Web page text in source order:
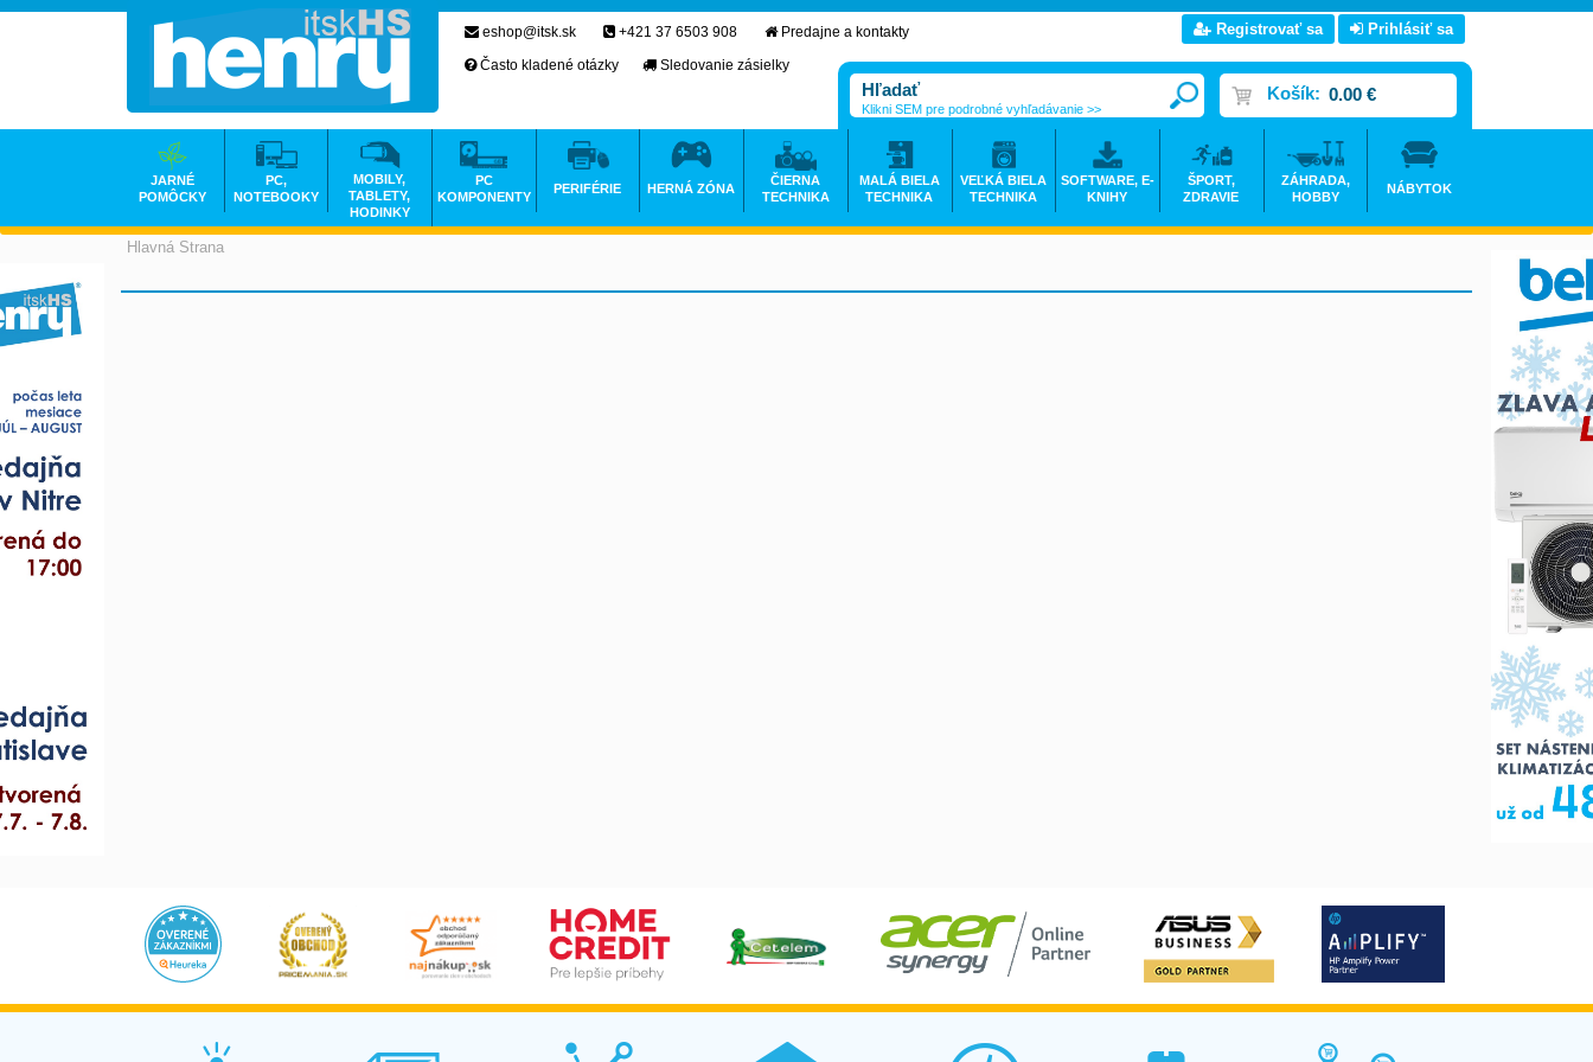
Hlavná Strana
eshop@itsk.sk +421 37 6503 908
Predajne a kontakty
Často kladené otázky
Sledovanie zásielky
Registrovať sa Prihlásiť sa
Košík: 0.00 €
Klikni SEM pre podrobné vyhľadávanie >>
JARNÉ
POMÔCKY
PC,
NOTEBOOKY
MOBILY,
TABLETY,
HODINKY
PC
KOMPONENTY
PERIFÉRIE HERNÁ ZÓNA
ČIERNA
TECHNIKA
MALÁ BIELA
TECHNIKA
VEĽKÁ BIELA
TECHNIKA
SOFTWARE, E-
KNIHY
ŠPORT,
ZDRAVIE
ZÁHRADA,
HOBBY
NÁBYTOK